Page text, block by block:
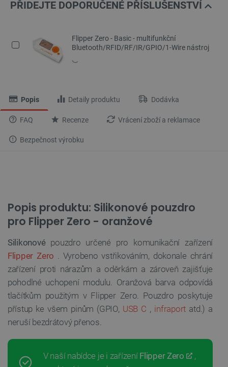
PŘIDEJTE DOPORUČENÉ PŘÍSLUŠENSTVÍ
Flipper Zero - Basic - multifunkční
Bluetooth/RFID/RF/IR/GPIO/1-Wire nástroj
Popis Detaily produktu Dodávka
FAQ Recenze Vrácení zboží a reklamace
Bezpečnost výrobku
Popis produktu: Silikonové pouzdro
pro Flipper Zero - oranžové
Silikonovépouzdro určené pro komunikační zařízení
Flipper Zero . Vyrobeno vstřikováním, dokonale chrání
zařízení proti nárazům a oděrkám a zároveň zajišťuje
pohodlné uchopení modulu. Oranžová barva odpovídá
tlačítkům použitým v Flipper Zero. Pouzdro poskytuje
přístup ke všem pinům (GPIO, USB C , infraport atd.) a
neruší bezdrátový přenos.
V naší nabídce je i zařízení Flipper Zero
,